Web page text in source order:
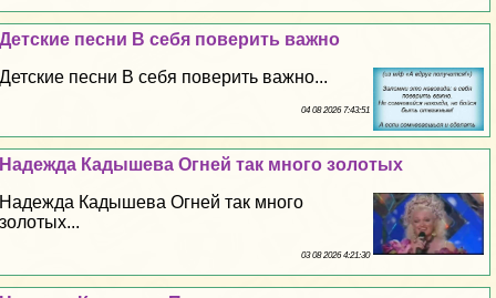
Детские песни В себя поверить важно
Детские песни В себя поверить важно...
04 08 2026 7:43:51
Надежда Кадышева Огней так много золотых
Надежда Кадышева Огней так много
золотых...
03 08 2026 4:21:30